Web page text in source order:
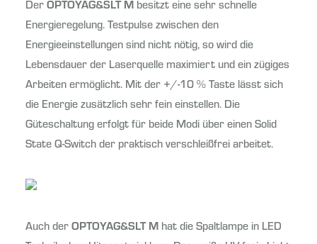
DerOPTOYAG&SLT M besitzt eine sehr schnelle
Energieregelung. Testpulse zwischen den
Energieeinstellungen sind nicht nötig, so wird die
Lebensdauer der Laserquelle maximiert und ein zügiges
Arbeiten ermöglicht. Mit der +/-10 % Taste lässt sich
die Energie zusätzlich sehr fein einstellen. Die
Güteschaltung erfolgt für beide Modi über einen Solid
State Q-Switch der praktisch verschleißfrei arbeitet.
Auch derOPTOYAG&SLT M hat die Spaltlampe in LED